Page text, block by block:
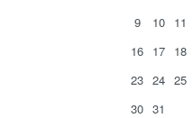
9
10 11
16 17 18
23 24 25
30 31